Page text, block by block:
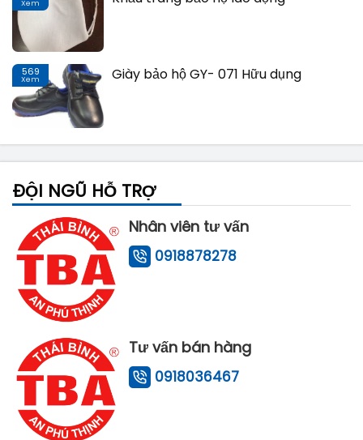
Xem
569
Xem Giày bảo hộ GY- 071 Hữu dụng
ĐỘI NGŨ HỖ TRỢ
Nhân viên tư vấn
0918878278
Tư vấn bán hàng
0918036467